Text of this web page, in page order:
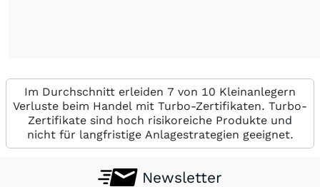
Im Durchschnitt erleiden 7 von 10 Kleinanlegern
Verluste beim Handel mit Turbo-Zertifikaten. Turbo-
Zertifikate sind hoch risikoreiche Produkte und
nicht für langfristige Anlagestrategien geeignet.
Newsletter